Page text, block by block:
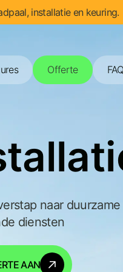
installatie en keuring.
Offerte FAQ
naar
diensten
AAN